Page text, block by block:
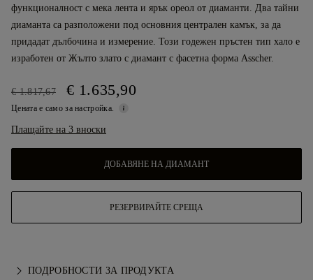
функционалност с мека лента и ярък ореол от диаманти. Два тайни
диаманта са разположени под основния централен камък, за да
придадат дълбочина и измерение. Този годежен пръстен тип хало е
изработен от Жълто злато с диамант с фасетна форма Asscher.
€ 1.817,67 € 1.635,90
Цената е само за настройка.
Плащайте на 3 вноски
ДОБАВЯНЕ НА ДИАМАНТ
РЕЗЕРВИРАЙТЕ СРЕЩА
ПОДРОБНОСТИ ЗА ПРОДУКТА